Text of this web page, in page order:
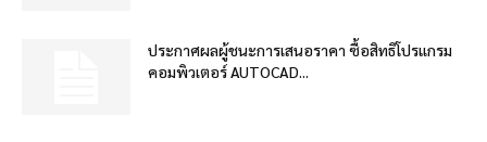
ประกาศผลผู้ชนะการเสนอราคา ซื้อสิทธิโปรแกรม
คอมพิวเตอร์ AUTOCAD...